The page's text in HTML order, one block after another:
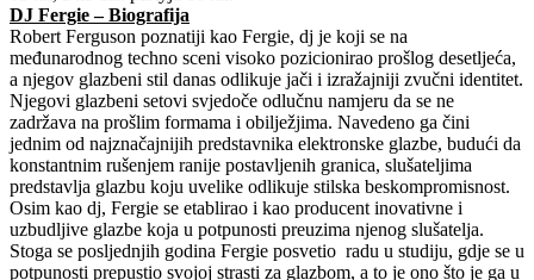
DJ Fergie – Biografija
Robert Ferguson poznatiji kao Fergie, dj je koji se na
međunarodnog techno sceni visoko pozicionirao prošlog desetljeća,
a njegov glazbeni stil danas odlikuje jači i izražajniji zvučni identitet.
Njegovi glazbeni setovi svjedoče odlučnu namjeru da se ne
zadržava na prošlim formama i obilježjima. Navedeno ga čini
jednim od najznačajnijih predstavnika elektronske glazbe, budući da
konstantnim rušenjem ranije postavljenih granica, slušateljima
predstavlja glazbu koju uvelike odlikuje stilska beskompromisnost.
Osim kao dj, Fergie se etablirao i kao producent inovativne i
uzbudljive glazbe koja u potpunosti preuzima njenog slušatelja.
Stoga se posljednjih godina Fergie posvetio radu u studiju, gdje se u
potpunosti prepustio svojoj strasti za glazbom, a to je ono što je ga u